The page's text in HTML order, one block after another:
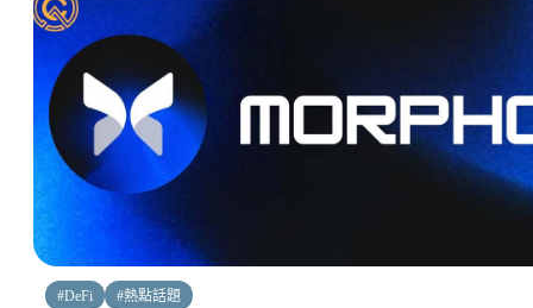
#DeFi #熱點話題